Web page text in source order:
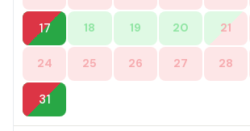
17 18 19 20 21
24 25 26 27 28
31